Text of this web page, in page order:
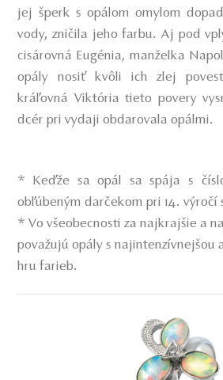
jej šperk s opálom omylom
vody, zničila jeho farbu. Aj pod
cisárovná Eugénia, manželka
opály nosiť kvôli ich zlej
kráľovná Viktória tieto povery
dcér pri vydaji obdarovala opálmi.
* Keďže sa opál sa spája s
obľúbeným darčekom pri 14. výročí
* Vo všeobecnosti za najkrajšie a
považujú opály s najintenzívnejšou
hru farieb.